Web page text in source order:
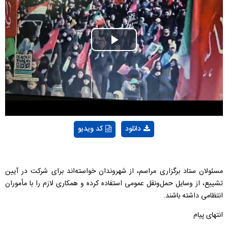
Play
Video
کد ویدیو دانلود
مسئولان ستاد برگزاری مراسم، از شهروندان خواسته‌اند برای شرکت در آیین
تشییع، از وسایل حمل‌ونقل عمومی استفاده کرده و همکاری لازم را با مأموران
انتظامی داشته باشند.
انتهای پیام